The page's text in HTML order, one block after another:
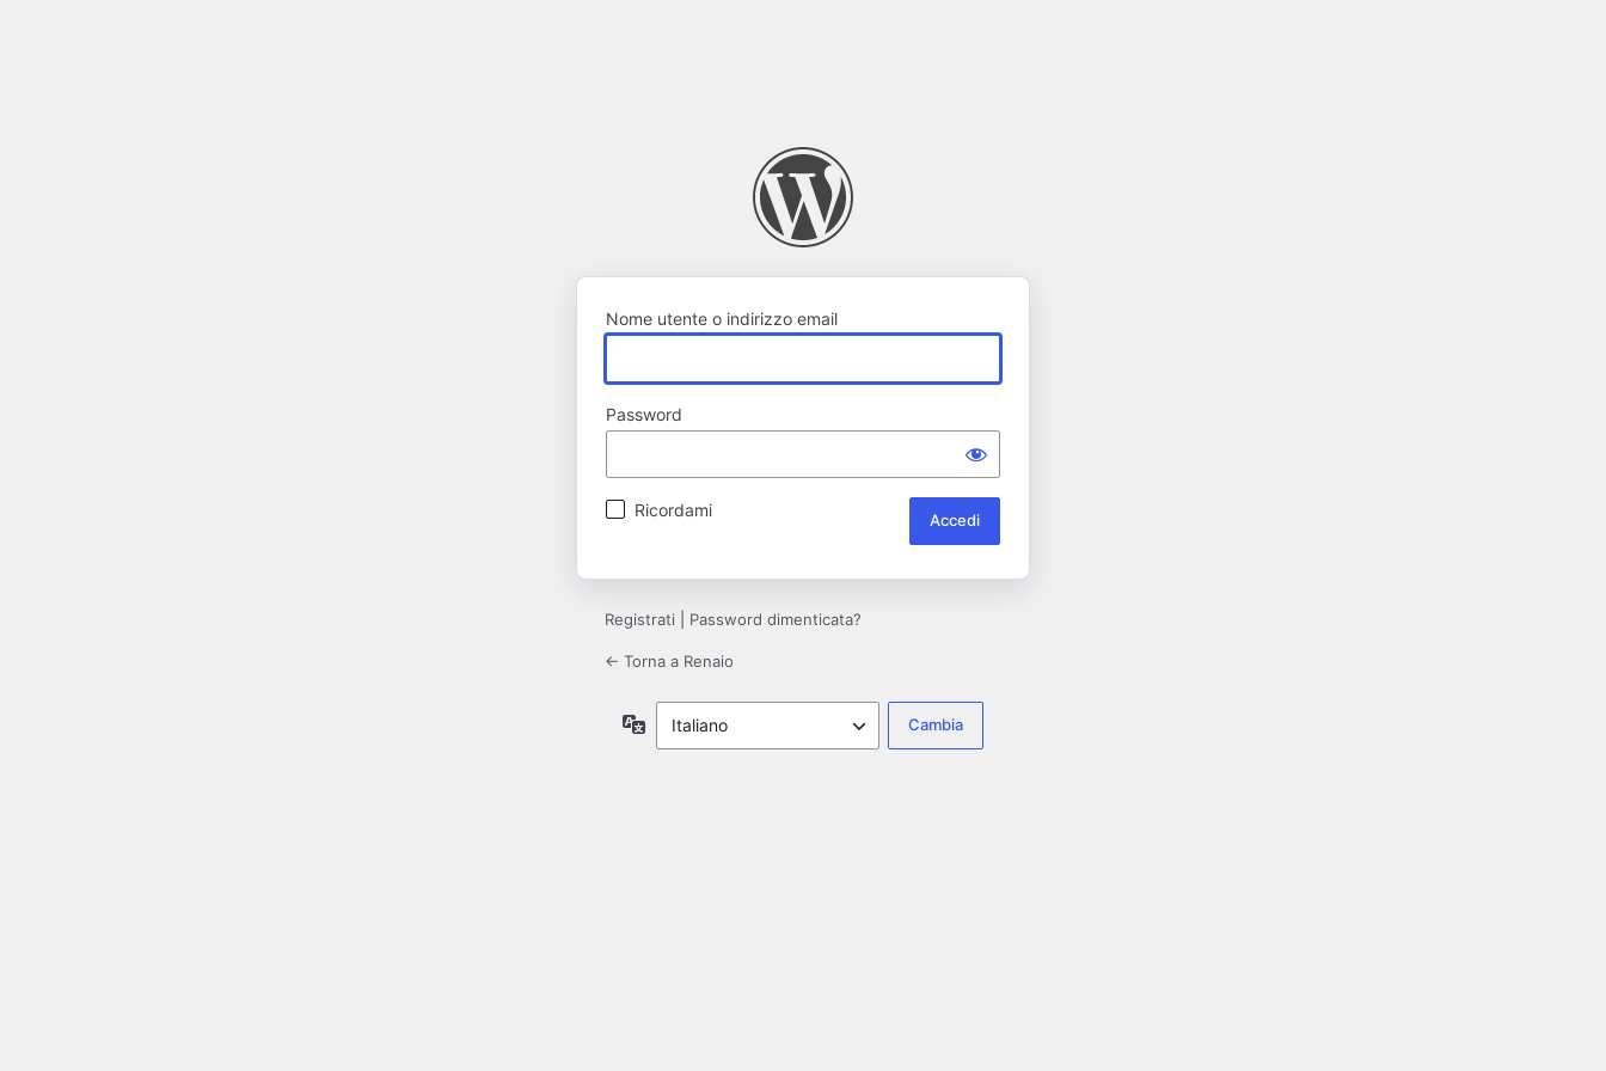
Nome utente o indirizzo email
Password
Ricordami
Registrati Password dimenticata?
← Torna a Renaio
Lingua